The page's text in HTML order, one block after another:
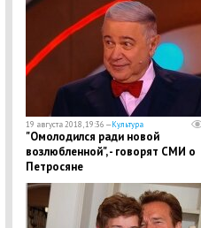
19 августа 2018, 19:36 —Культура
​"Омолодился ради новой
возлюбленной", - говорят СМИ о
Петросяне